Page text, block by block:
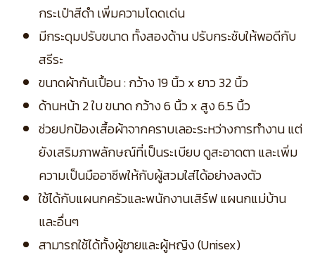
กระเป๋าสีดำ เพิ่มความโดดเด่น
มีกระดุมปรับขนาด ทั้งสองด้าน ปรับกระชับให้พอดีกับ
สรีระ
ขนาดผ้ากันเปื้อน : กว้าง 19 นิ้ว x ยาว 32 นิ้ว
ด้านหน้า 2 ใบ ขนาด กว้าง 6 นิ้ว x สูง 6.5 นิ้ว
ช่วยปกป้องเสื้อผ้าจากคราบเลอะระหว่างการทำงาน แต่
ยังเสริมภาพลักษณ์ที่เป็นระเบียบ ดูสะอาดตา และเพิ่ม
ความเป็นมืออาชีพให้กับผู้สวมใส่ได้อย่างลงตัว
ใช้ได้กับแผนกครัวและพนักงานเสิร์ฟ แผนกแม่บ้าน
และอื่นๆ
สามารถใช้ได้ทั้งผู้ชายและผู้หญิง (Unisex)